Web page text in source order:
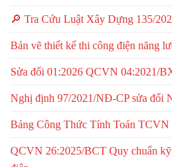
🔎 Tra Cứu Luật Xây Dựng 135/
Bản vẽ thiết kế thi công điện năng
Sửa đổi 01:2026 QCVN 04:2021/
Nghị định 97/2021/NĐ-CP sửa đổi
Bảng Công Thức Tính Toán
QCVN 26:2025/BCT Quy chuẩn